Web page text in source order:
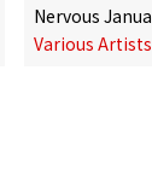
Various Artists